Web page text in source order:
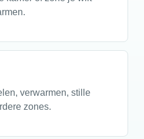
verwarmen, stille
zones.